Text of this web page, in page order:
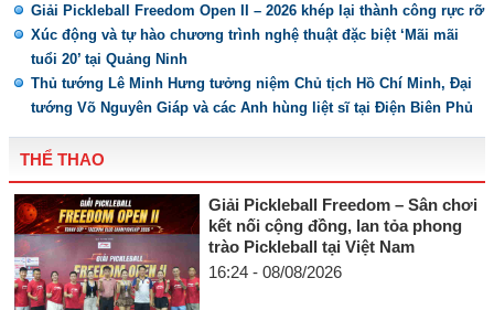
Giải Pickleball Freedom Open II – 2026 khép lại thành công rực rỡ
Xúc động và tự hào chương trình nghệ thuật đặc biệt ‘Mãi mãi
tuổi 20’ tại Quảng Ninh
Thủ tướng Lê Minh Hưng tưởng niệm Chủ tịch Hồ Chí Minh, Đại
tướng Võ Nguyên Giáp và các Anh hùng liệt sĩ tại Điện Biên Phủ
THỂ THAO
Giải Pickleball Freedom – Sân chơi
kết nối cộng đồng, lan tỏa phong
trào Pickleball tại Việt Nam
16:24 - 08/08/2026